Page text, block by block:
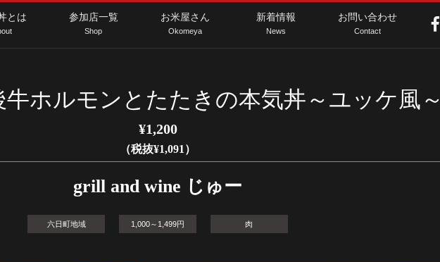
とは 参加店一覧
Shop
お米屋さん
Okomeya
新着情報
News
お問い合わせ
Contact
牛ホルモンとたたきの本気丼～ユッケ風～
¥1,200
（税抜¥1,091）
grill and wine じゅー
六日町地域 1,000～1,499円 肉